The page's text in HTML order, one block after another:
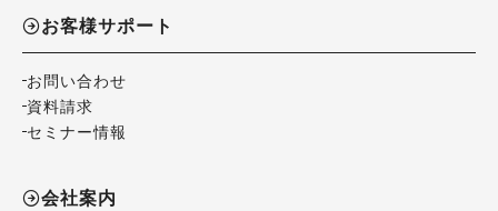
お客様サポート
お問い合わせ
資料請求
セミナー情報
会社案内